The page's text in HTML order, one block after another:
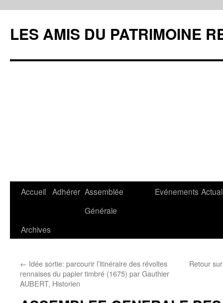
LES AMIS DU PATRIMOINE
Aller
contenu
Accueil Adhérer Assemblée
Générale
Evénements
Archives
← Idée sortie: parcourir l’itinéraire des révoltes
rennaises du papier timbré (1675) par Gauthier
AUBERT, Historien
Retour